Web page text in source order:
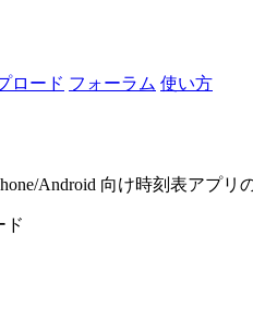
ロード フォーラム 使い方
Android 向け時刻表アプリ
ド